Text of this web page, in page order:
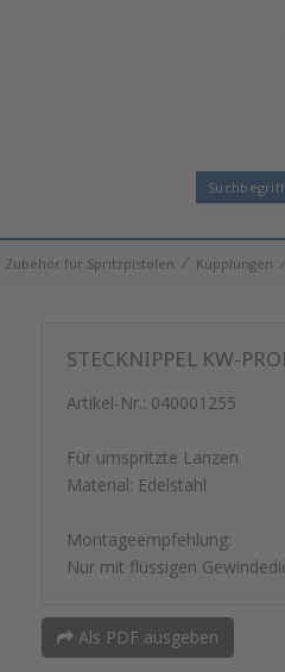
Zubehör für Spritzpistolen ⁄ Kupplungen
STECKNIPPEL KW-
Artikel-Nr.: 040001255
Für umspritzte Lanzen
Material: Edelstahl
Montageempfehlung:
Nur mit flüssigen
Als PDF ausgeben